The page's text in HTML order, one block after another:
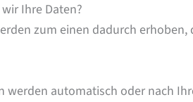
Ihre Daten?
zum einen dadurch
werden automatisch oder nach